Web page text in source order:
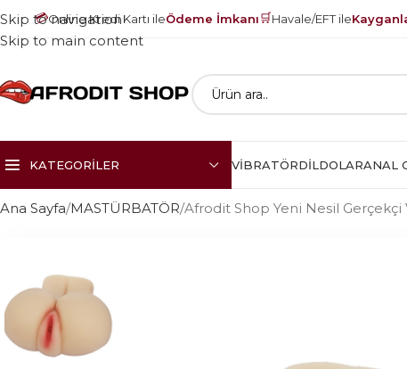
💳Online Kredi Kartı ileÖdeme İmkanı🛒Havale/EFT ile
Skip to navigation
Skip to main content
KATEGORILER VIBRATÖRDILDOLARANAL
Ana Sayfa MASTÜRBATÖR Afrodit Shop Yeni Nesil Gerçekçi